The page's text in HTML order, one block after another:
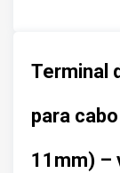
Terminal
para
11mm) –